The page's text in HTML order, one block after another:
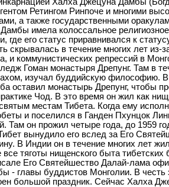
Ретингом Ринпоче и многими
а также государственными
имела колоссальное
где его статус приравнивался к
скрывалась в течение многих лет из-
и коммунистических репрессий в
Гоман монастыря Дрепунг. Там в
изучал буддийскую философию. В
оставил монастырь Дрепунг, чтобы
Чод. В это время он жил как
местам Тибета. Когда ему
и поселился в Ганден Пхунцок
Там он прожил четыре года, до 1959
вынудило его вслед за Его
В Индии он в течение многих лет
тяготы нищенского быта
Его Святейшество Далай-лама
- главы буддистов Монголии. В честь
большой праздник. Сейчас Халха